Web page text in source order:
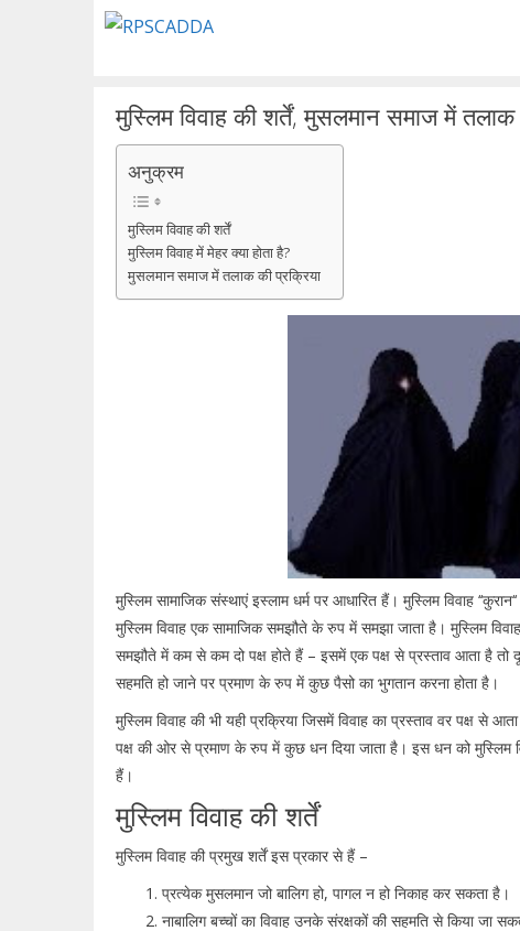
मुस्लिम विवाह की शर्तें, मुसलमान समाज में तलाक
अनुक्रम
मुस्लिम विवाह की शर्तें
मुस्लिम विवाह में मेहर क्या होता है?
मुसलमान समाज में तलाक की प्रक्रिया
मुस्लिम सामाजिक संस्थाएं इस्लाम धर्म पर आधारित हैं। मुस्लिम विवाह
मुस्लिम विवाह एक सामाजिक समझौते के रुप में समझा जाता है। मुस्लिम
समझौते में कम से कम दो पक्ष होते हैं – इसमें एक पक्ष से प्रस्ताव आता है तो
सहमति हो जाने पर प्रमाण के रुप में कुछ पैसो का भुगतान करना होता है।
मुस्लिम विवाह की भी यही प्रक्रिया जिसमें विवाह का प्रस्ताव वर पक्ष से
पक्ष की ओर से प्रमाण के रुप में कुछ धन दिया जाता है। इस धन को मुस्लिम
हैं।
मुस्लिम विवाह की शर्तें
मुस्लिम विवाह की प्रमुख शर्तें इस प्रकार से हैं –
प्रत्येक मुसलमान जो बालिग हो, पागल न हो निकाह कर सकता है।
नाबालिग बच्चों का विवाह उनके संरक्षकों की सहमति से किया जा